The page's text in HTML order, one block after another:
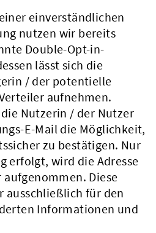
einverständlichen
nutzen wir bereits
Double-Opt-in-
lässt sich die
/ der potentielle
aufnehmen.
Nutzerin / der Nutzer
E-Mail die Möglichkeit,
zu bestätigen. Nur
erfolgt, wird die Adresse
Diese
ausschließlich für den
Informationen und